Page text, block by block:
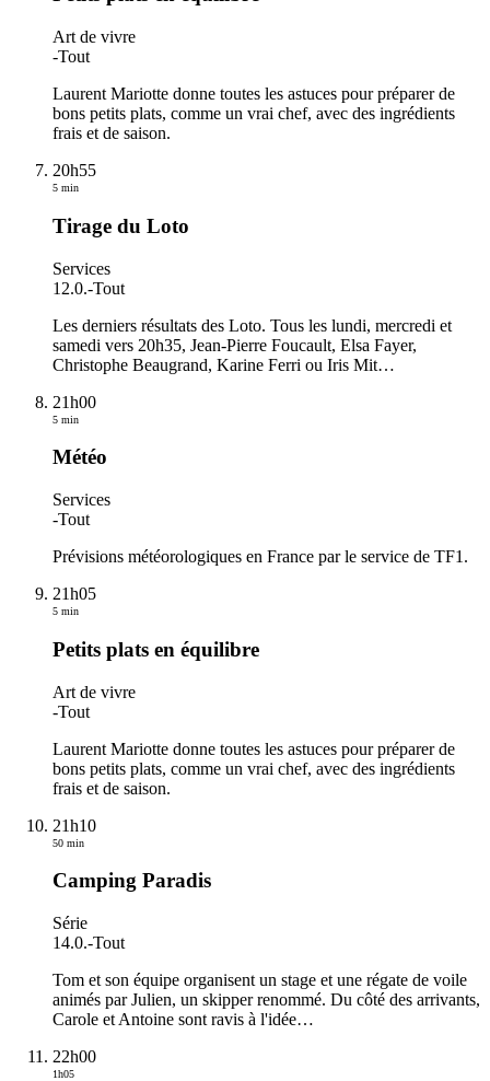
Art de vivre
-Tout
Laurent Mariotte donne toutes les astuces pour préparer de
bons petits plats, comme un vrai chef, avec des ingrédients
frais et de saison.
20h55
5 min
Tirage du Loto
Services
12.0.-Tout
Les derniers résultats des Loto. Tous les lundi, mercredi et
samedi vers 20h35, Jean-Pierre Foucault, Elsa Fayer,
Christophe Beaugrand, Karine Ferri ou Iris Mit…
21h00
5 min
Météo
Services
-Tout
Prévisions météorologiques en France par le service de TF1.
21h05
5 min
Petits plats en équilibre
Art de vivre
-Tout
Laurent Mariotte donne toutes les astuces pour préparer de
bons petits plats, comme un vrai chef, avec des ingrédients
frais et de saison.
21h10
50 min
Camping Paradis
Série
14.0.-Tout
Tom et son équipe organisent un stage et une régate de voile
animés par Julien, un skipper renommé. Du côté des arrivants,
Carole et Antoine sont ravis à l'idée…
22h00
1h05